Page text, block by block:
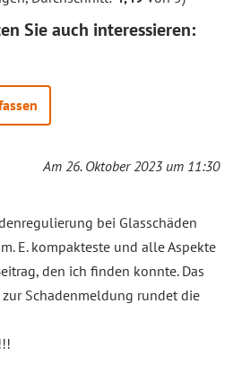
Sie auch interessieren:
Am 26. Oktober 2023 um 11:30
bei Glasschäden
E. kompakteste und alle Aspekte
den ich finden konnte. Das
Schadenmeldung rundet die